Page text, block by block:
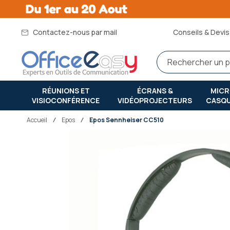
Contactez-nous par mail Conseils &
RÉUNIONS ET
VISIOCONFÉRENCE
ÉCRANS &
VIDÉOPROJECTEURS
Accueil epos Epos Sennheiser CC510